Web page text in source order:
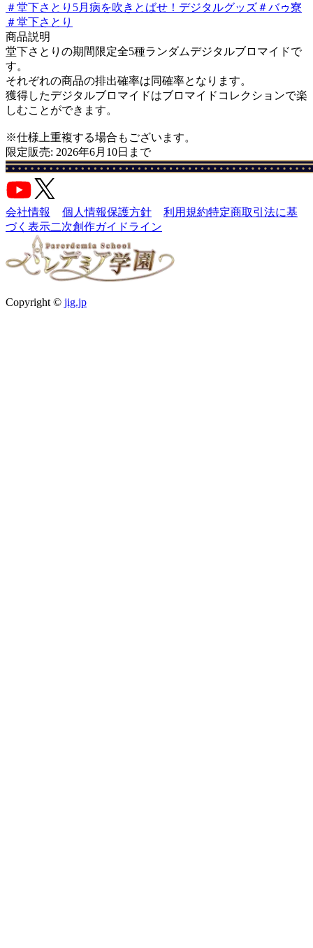
＃堂下さとり5月病を吹きとばせ！デジタルグッズ＃バゥ寮
＃堂下さとり
商品説明
堂下さとりの期間限定全5種ランダムデジタルブロマイドで
す。
それぞれの商品の排出確率は同確率となります。
獲得したデジタルブロマイドはブロマイドコレクションで楽
しむことができます。
※仕様上重複する場合もございます。
限定販売: 2026年6月10日まで
会社情報 個人情報保護方針 利用規約特定商取引法に基
づく表示二次創作ガイドライン
Copyright © jig.jp